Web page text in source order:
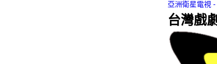
亞洲衛星電視
台灣戲